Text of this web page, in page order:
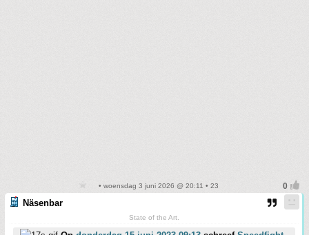
• woensdag 3 juni 2026 @ 20:11 • 23
Näsenbar
State of the Art.